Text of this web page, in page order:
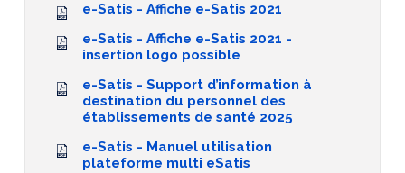
e-Satis - Affiche e-Satis 2021
e-Satis - Affiche e-Satis 2021 -
insertion logo possible
e-Satis - Support d’information à
destination du personnel des
établissements de santé 2025
e-Satis - Manuel utilisation
plateforme multi eSatis